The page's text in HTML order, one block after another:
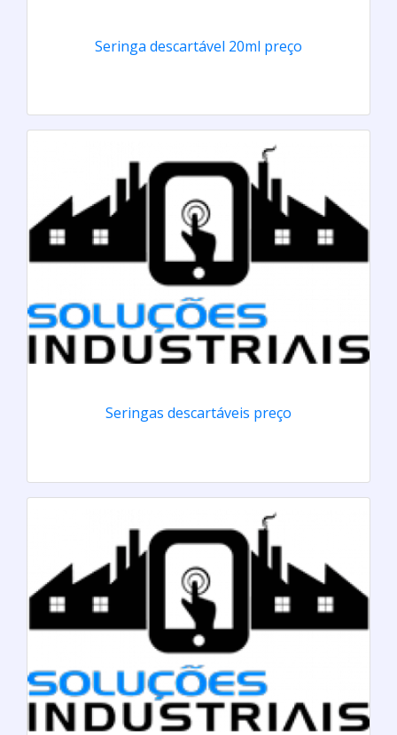
Seringa descartável 20ml preço
Seringas descartáveis preço